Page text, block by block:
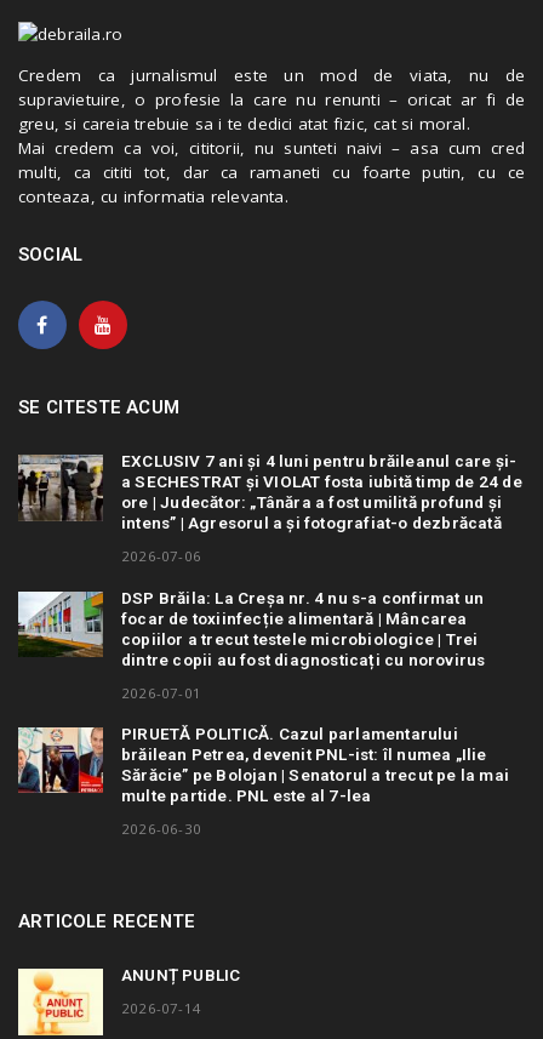
Credem ca jurnalismul este un mod de viata, nu de
supravietuire, o profesie la care nu renunti – oricat ar fi de
greu, si careia trebuie sa i te dedici atat fizic, cat si moral.
Mai credem ca voi, cititorii, nu sunteti naivi – asa cum cred
multi, ca cititi tot, dar ca ramaneti cu foarte putin, cu ce
conteaza, cu informatia relevanta.
SOCIAL
SE CITESTE ACUM
EXCLUSIV 7 ani și 4 luni pentru brăileanul care și-
a SECHESTRAT și VIOLAT fosta iubită timp de 24 de
ore | Judecător: „Tânăra a fost umilită profund și
intens” | Agresorul a și fotografiat-o dezbrăcată
2026-07-06
DSP Brăila: La Creșa nr. 4 nu s-a confirmat un
focar de toxiinfecție alimentară | Mâncarea
copiilor a trecut testele microbiologice | Trei
dintre copii au fost diagnosticați cu norovirus
2026-07-01
PIRUETĂ POLITICĂ. Cazul parlamentarului
brăilean Petrea, devenit PNL-ist: îl numea „Ilie
Sărăcie” pe Bolojan | Senatorul a trecut pe la mai
multe partide. PNL este al 7-lea
2026-06-30
ARTICOLE RECENTE
ANUNȚ PUBLIC
2026-07-14